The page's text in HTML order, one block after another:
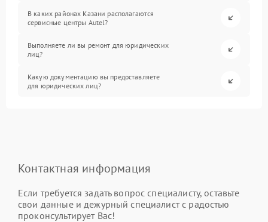
В каких районах Казани располагаются
сервисные центры Autel?
Выполняете ли вы ремонт для юридических
лиц?
Какую документацию вы предоставляете
для юридических лиц?
Контактная информация
Если требуется задать вопрос специалисту, оставьте
свои данные и дежурный специалист с радостью
проконсультирует Вас!